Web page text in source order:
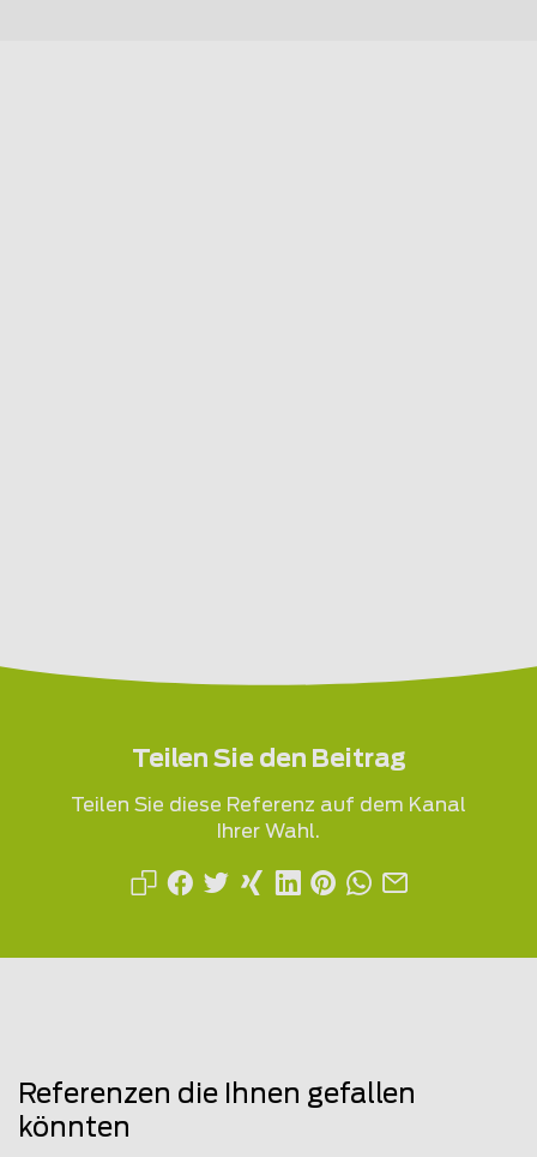
Teilen Sie den Beitrag
Teilen Sie diese Referenz auf dem Kanal
Ihrer Wahl.
Referenzen die Ihnen gefallen
könnten